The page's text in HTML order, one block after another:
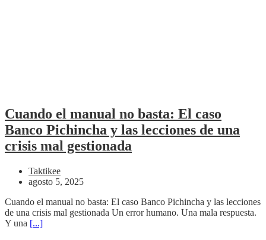
Cuando el manual no basta: El caso
Banco Pichincha y las lecciones de una
crisis mal gestionada
Taktikee
agosto 5, 2025
Cuando el manual no basta: El caso Banco Pichincha y las lecciones
de una crisis mal gestionada Un error humano. Una mala respuesta.
Y una [...]